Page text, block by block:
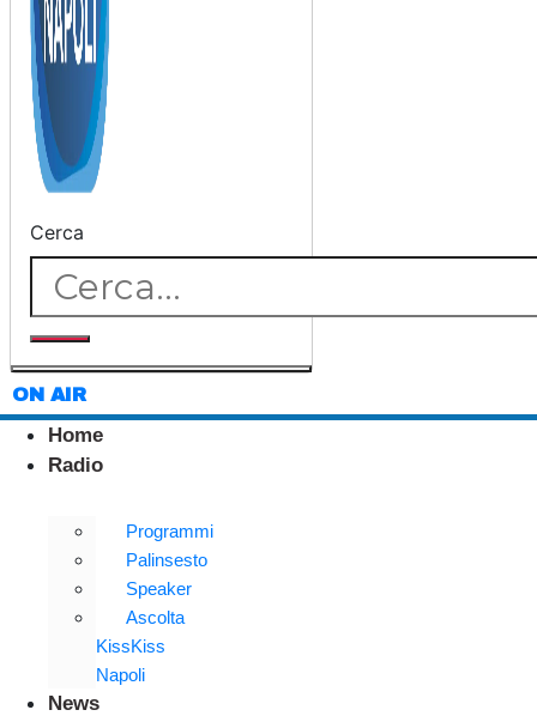
Cerca
ON AIR
Home
Radio
Programmi
Palinsesto
Speaker
Ascolta
KissKiss
Napoli
News